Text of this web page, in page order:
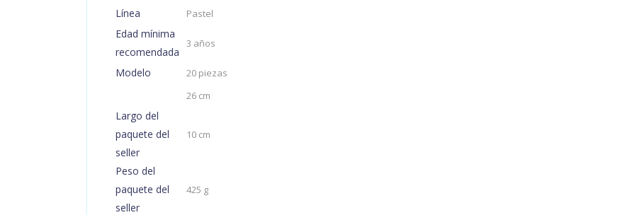
Línea Pastel
Edad mínima
recomendada
3 años
Modelo
20 piezas
26 cm
Largo del
paquete del
seller
10 cm
Peso del
paquete del
seller
425 g